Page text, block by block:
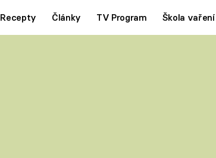
Recepty Články TV Program Škola vaření